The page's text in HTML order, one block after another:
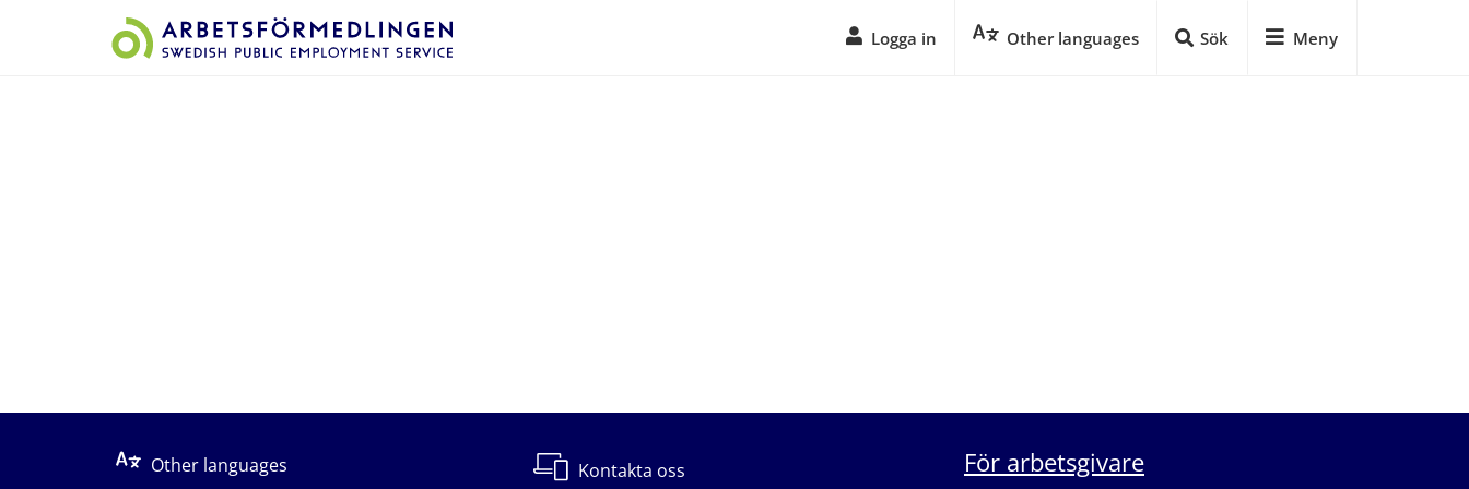
Logga in Other languages Sök Meny
Other languages
Kontakta oss För arbetsgivare